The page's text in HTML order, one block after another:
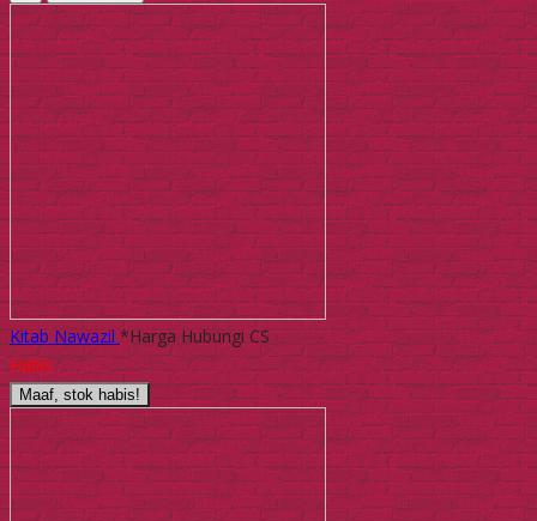
Kitab Nawazil*Harga Hubungi CS
Habis
Maaf, stok habis!